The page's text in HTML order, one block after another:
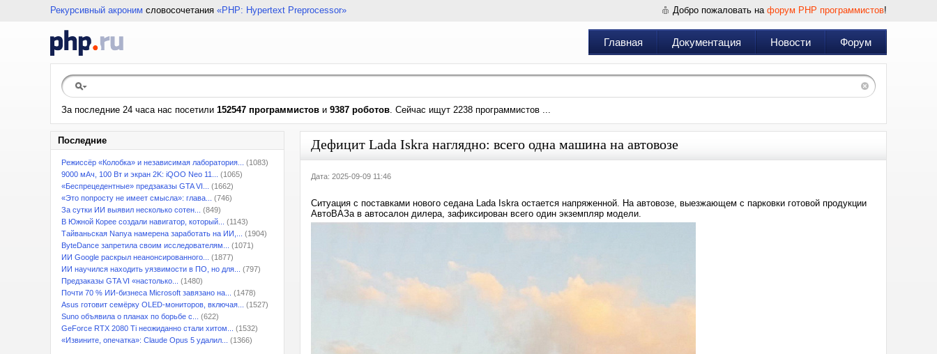
Рекурсивный акроним словосочетания «PHP: Hypertext Preprocessor» Добро пожаловать на форум PHP программистов!
Главная Документация Новости Форум
За последние 24 часа нас посетили 152547 программистов и 9387 роботов. Сейчас ищут 2238 программистов ...
Последние
Режиссёр «Колобка» и независимая лаборатория...
(1083)
9000 мАч, 100 Вт и экран 2K: iQOO Neo 11...
(1065)
«Беспрецедентные» предзаказы GTA VI...
(1662)
«Это попросту не имеет смысла»: глава...
(746)
За сутки ИИ выявил несколько сотен...
(849)
В Южной Корее создали навигатор, который...
(1143)
Тайваньская Nanya намерена заработать на ИИ,...
(1904)
ByteDance запретила своим исследователям...
(1071)
ИИ Google раскрыл неанонсированного...
(1877)
ИИ научился находить уязвимости в ПО, но для...
(797)
Предзаказы GTA VI «настолько...
(1480)
Почти 70 % ИИ-бизнеса Microsoft завязано на...
(1478)
Asus готовит семёрку OLED-мониторов, включая...
(1527)
Suno объявила о планах по борьбе с...
(622)
GeForce RTX 2080 Ti неожиданно стали хитом...
(1532)
«Извините, опечатка»: Claude Opus 5 удалил...
(1366)
Дефицит Lada Iskra наглядно: всего одна машина на автовозе
Дата: 2025-09-09 11:46
Ситуация с поставками нового седана Lada Iskra остается напряженной. На автовозе, выезжающем с парковки готовой продукции
АвтоВАЗа в автосалон дилера, зафиксирован всего один экземпляр модели.